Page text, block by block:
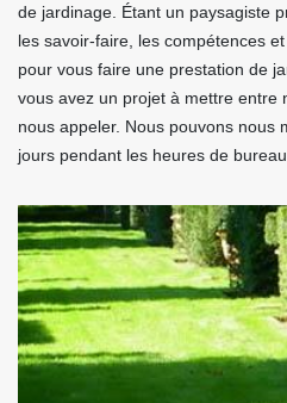
de jardinage. Étant un paysagiste
les savoir-faire, les compétences
pour vous faire une prestation de
vous avez un projet à mettre entre
nous appeler. Nous pouvons nous
jours pendant les heures de bureau.